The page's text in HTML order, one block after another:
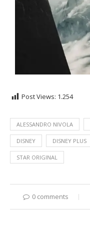
Post Views: 1.254
ALESSANDRO NIVOLA
DISNEY DISNEY PLUS
STAR ORIGINAL
0 comments